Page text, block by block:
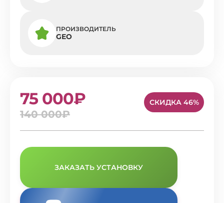
ПРОИЗВОДИТЕЛЬ
GEO
75 000₽
140 000₽
СКИДКА 46%
ЗАКАЗАТЬ УСТАНОВКУ